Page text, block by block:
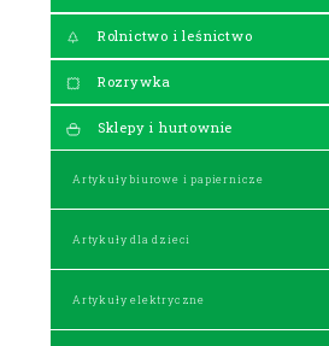
Rolnictwo i leśnictwo
Rozrywka
Sklepy i hurtownie
Artykuły biurowe i papiernicze
Artykuły dla dzieci
Artykuły elektryczne